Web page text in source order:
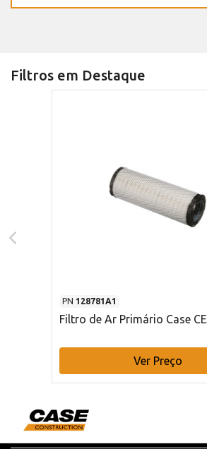
Filtros em Destaque
PN 128781A1
Filtro de Ar Primário Case CE
Ver Preço